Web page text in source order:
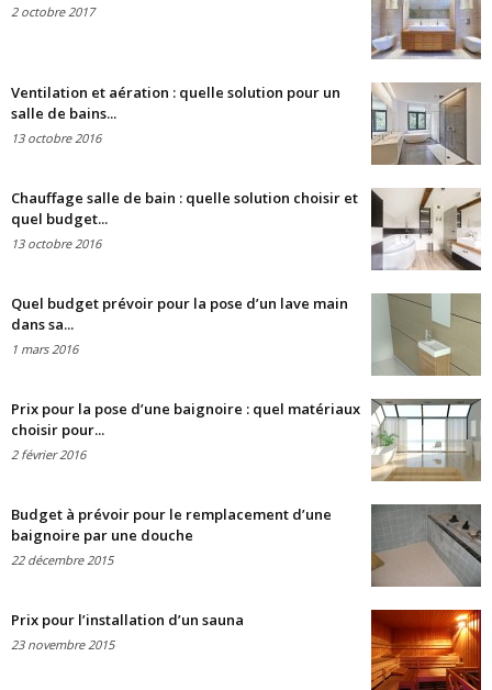
2 octobre 2017
Ventilation et aération : quelle solution pour un
salle de bains...
13 octobre 2016
Chauffage salle de bain : quelle solution choisir et
quel budget...
13 octobre 2016
Quel budget prévoir pour la pose d’un lave main
dans sa...
1 mars 2016
Prix pour la pose d’une baignoire : quel matériaux
choisir pour...
2 février 2016
Budget à prévoir pour le remplacement d’une
baignoire par une douche
22 décembre 2015
Prix pour l’installation d’un sauna
23 novembre 2015